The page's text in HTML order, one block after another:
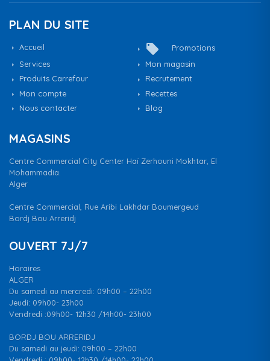
PLAN DU SITE
Accueil local_offer
Promotions
Services
Mon magasin
Produits Carrefour
Recrutement
Mon compte
Recettes
Nous contacter
Blog
MAGASINS
Centre Commercial City Center Haï Zerhouni Mokhtar, El
Mohammadia.
Alger
Centre Commercial, Rue Aribi Lakhdar Boumergeud
Bordj Bou Arreridj
OUVERT 7J/7
Horaires
ALGER
Du samedi au mercredi: 09h00 – 22h00
Jeudi: 09h00- 23h00
Vendredi :09h00- 12h30 /14h00- 23h00
BORDJ BOU ARRERIDJ
Du samedi au jeudi: 09h00 – 22h00